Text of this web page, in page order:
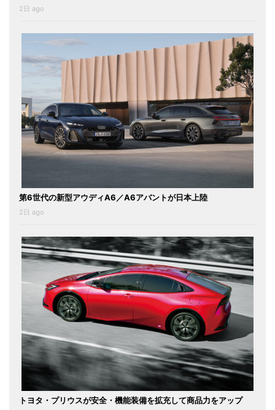
2日 ago
第6世代の新型アウディA6／A6アバントが日本上陸
2日 ago
トヨタ・プリウスが安全・機能装備を拡充して商品力をアップ